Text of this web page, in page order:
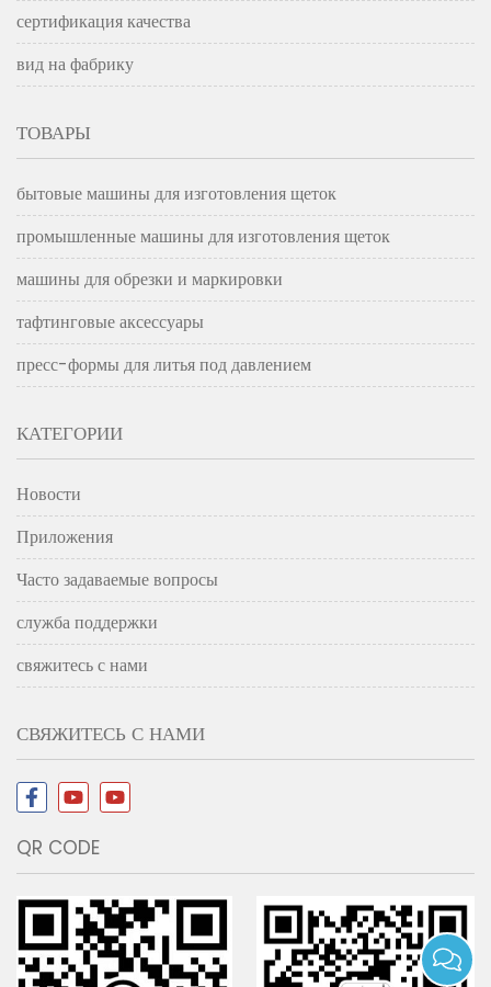
сертификация качества
вид на фабрику
ТОВАРЫ
бытовые машины для изготовления щеток
промышленные машины для изготовления щеток
машины для обрезки и маркировки
тафтинговые аксессуары
пресс-формы для литья под давлением
КАТЕГОРИИ
Новости
Приложения
Часто задаваемые вопросы
служба поддержки
свяжитесь с нами
СВЯЖИТЕСЬ С НАМИ
QR CODE